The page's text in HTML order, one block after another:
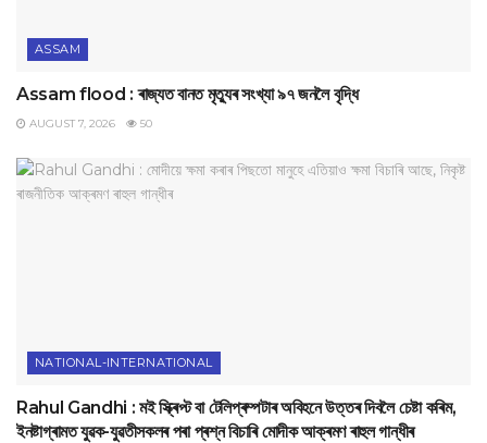
ASSAM
Assam flood : ৰাজ্যত বানত মৃত্যুৰ সংখ্যা ৯৭ জনলৈ বৃদ্ধি
AUGUST 7, 2026 50
NATIONAL-INTERNATIONAL
Rahul Gandhi : মই স্ক্ৰিপ্ট বা টেলিপ্ৰম্পটাৰ অবিহনে উত্তৰ দিবলৈ চেষ্টা কৰিম,
ইনষ্টাগ্ৰামত যুৱক-যুৱতীসকলৰ পৰা প্ৰশ্ন বিচাৰি মোদীক আক্ৰমণ ৰাহুল গান্ধীৰ